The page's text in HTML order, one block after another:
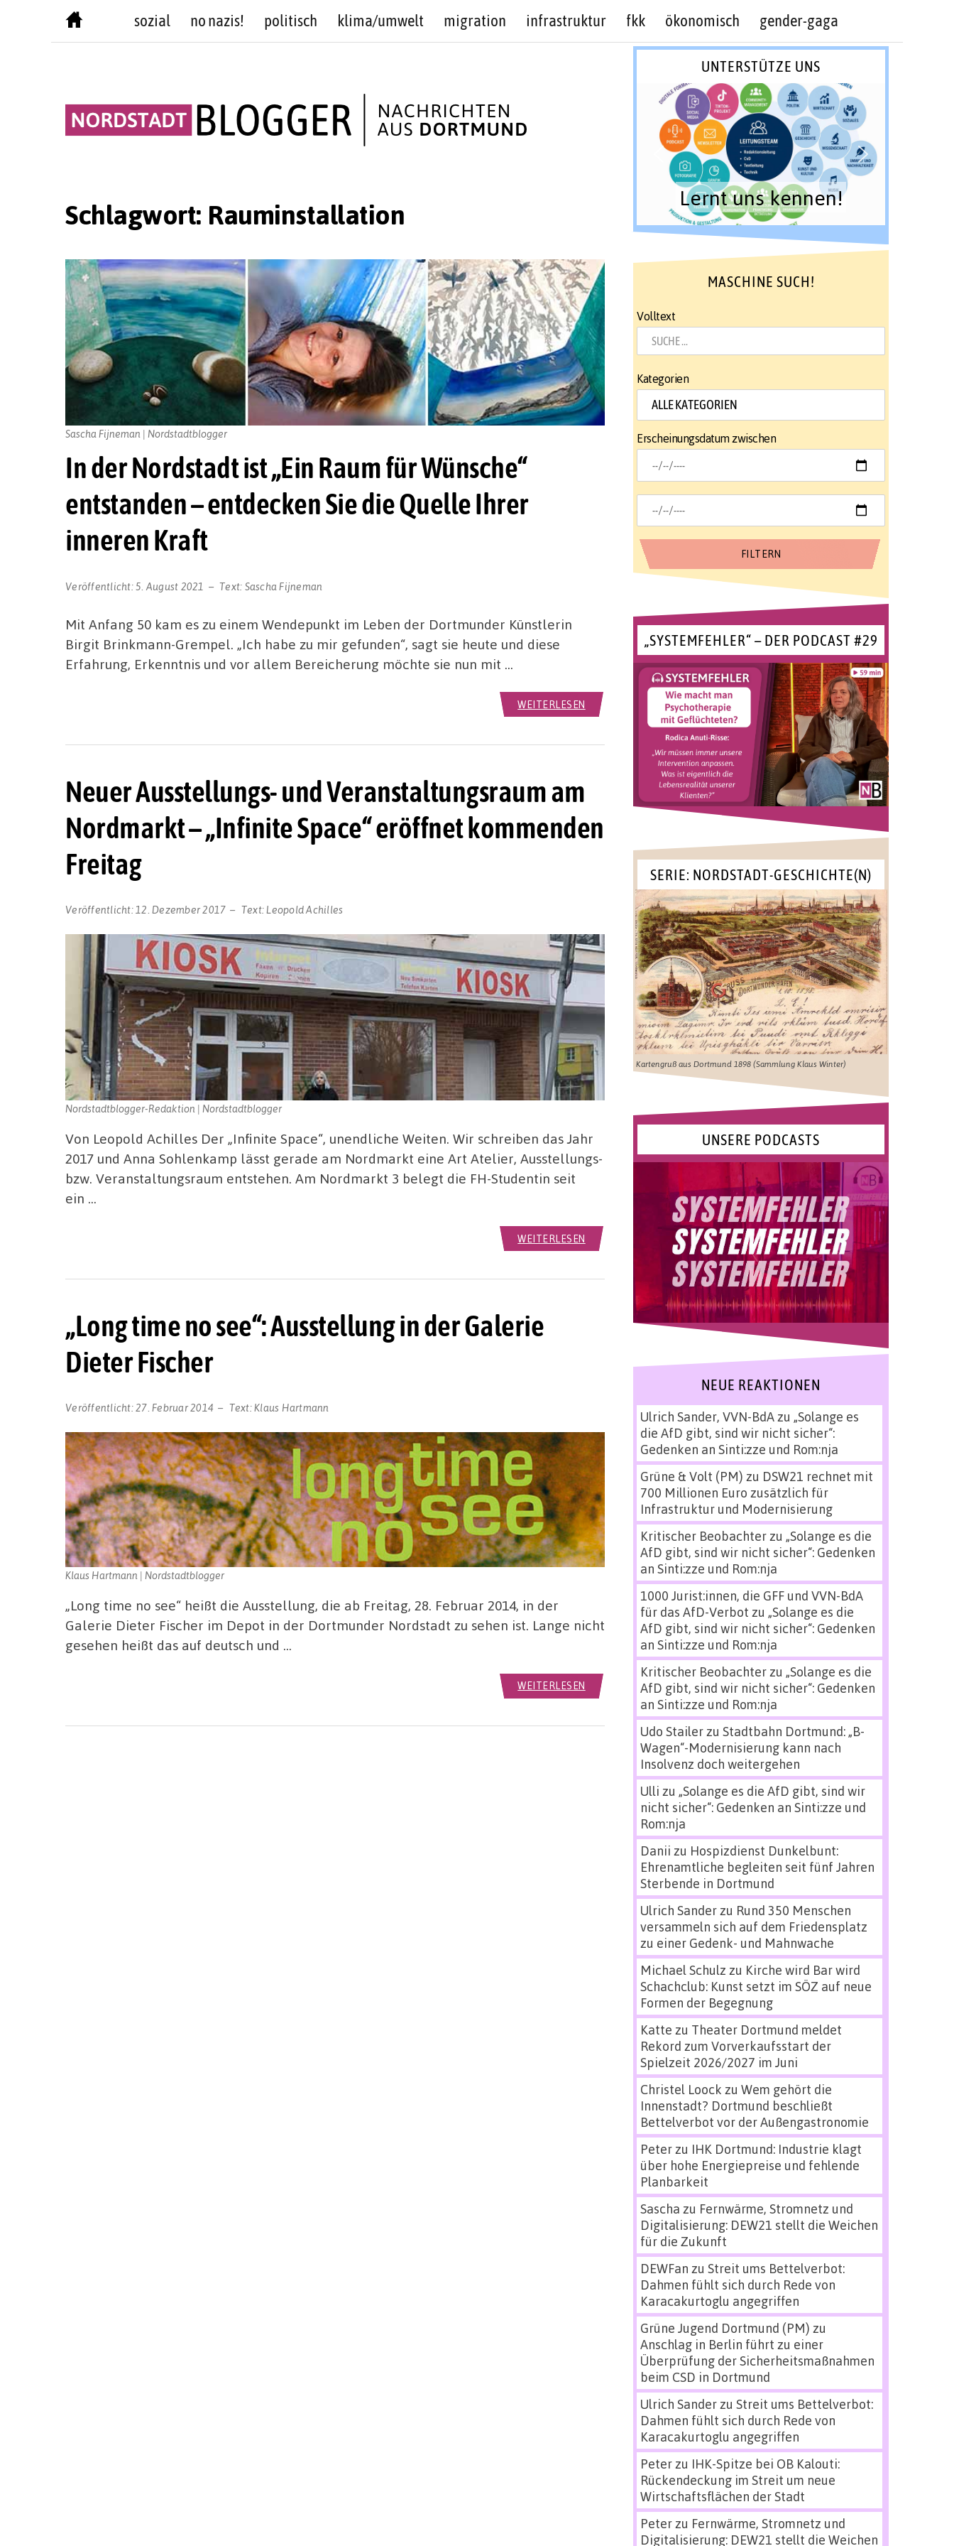
sozial no nazis! politisch klima/umwelt migration infrastruktur fkk ökonomisch gender-gaga
Schlagwort: Rauminstallation
In der Nordstadt ist „Ein Raum für Wünsche“
entstanden – entdecken Sie die Quelle Ihrer
inneren Kraft
Veröffentlicht:5. August 2021 Text: Sascha Fijneman
Sascha Fijneman | Nordstadtblogger
Mit Anfang 50 kam es zu einem Wendepunkt im Leben der Dortmunder Künstlerin
Birgit Brinkmann-Grempel. „Ich habe zu mir gefunden“, sagt sie heute und diese
Erfahrung, Erkenntnis und vor allem Bereicherung möchte sie nun mit …
WEITERLESEN
Neuer Ausstellungs- und Veranstaltungsraum am
Nordmarkt – „Infinite Space“ eröffnet kommenden
Freitag
Veröffentlicht: 12. Dezember 2017 Text:Leopold Achilles
Nordstadtblogger-Redaktion | Nordstadtblogger
Von Leopold Achilles Der „Infinite Space“, unendliche Weiten. Wir schreiben das Jahr
2017 und Anna Sohlenkamp lässt gerade am Nordmarkt eine Art Atelier, Ausstellungs-
bzw. Veranstaltungsraum entstehen. Am Nordmarkt 3 belegt die FH-Studentin seit
ein …
WEITERLESEN
„Long time no see“: Ausstellung in der Galerie
Dieter Fischer
Veröffentlicht:27. Februar 2014 Text:Klaus Hartmann
Klaus Hartmann | Nordstadtblogger
„Long time no see“ heißt die Ausstellung, die ab Freitag, 28. Februar 2014, in der
Galerie Dieter Fischer im Depot in der Dortmunder Nordstadt zu sehen ist. Lange nicht
gesehen heißt das auf deutsch und …
WEITERLESEN
UNTERSTÜTZE UNS
Lernt uns kennen!
MASCHINE SUCH!
Volltext
Kategorien
Erscheinungsdatum zwischen
„SYSTEMFEHLER“ – DER PODCAST #29
SERIE: NORDSTADT-GESCHICHTE(N)
Kartengruß aus Dortmund 1898 (Sammlung Klaus Winter)
UNSERE PODCASTS
NEUE REAKTIONEN
Ulrich Sander, VVN-BdAzu „Solange es
die AfD gibt, sind wir nicht sicher“:
Gedenken an Sinti:zze und Rom:nja
Grüne & Volt (PM) zu DSW21 rechnet mit
700 Millionen Euro zusätzlich für
Infrastruktur und Modernisierung
Kritischer Beobachterzu „Solange es die
AfD gibt, sind wir nicht sicher“: Gedenken
an Sinti:zze und Rom:nja
1000 Jurist:innen, die GFF und VVN-BdA
für das AfD-Verbot zu „Solange es die
AfD gibt, sind wir nicht sicher“: Gedenken
an Sinti:zze und Rom:nja
Kritischer Beobachterzu „Solange es die
AfD gibt, sind wir nicht sicher“: Gedenken
an Sinti:zze und Rom:nja
Udo Stailerzu Stadtbahn Dortmund: „B-
Wagen“-Modernisierung kann nach
Insolvenz doch weitergehen
Ulli zu „Solange es die AfD gibt, sind wir
nicht sicher“: Gedenken an Sinti:zze und
Rom:nja
Danii zu Hospizdienst Dunkelbunt:
Ehrenamtliche begleiten seit fünf Jahren
Sterbende in Dortmund
Ulrich Sanderzu Rund 350 Menschen
versammeln sich auf dem Friedensplatz
zu einer Gedenk- und Mahnwache
Michael Schulz zu Kirche wird Bar wird
Schachclub: Kunst setzt im SÖZ auf neue
Formen der Begegnung
Katte zu Theater Dortmund meldet
Rekord zum Vorverkaufsstart der
Spielzeit 2026/2027 im Juni
Christel Loock zu Wem gehört die
Innenstadt? Dortmund beschließt
Bettelverbot vor der Außengastronomie
Peterzu IHK Dortmund: Industrie klagt
über hohe Energiepreise und fehlende
Planbarkeit
Sascha zu Fernwärme, Stromnetz und
Digitalisierung: DEW21 stellt die Weichen
für die Zukunft
DEWFan zu Streit ums Bettelverbot:
Dahmen fühlt sich durch Rede von
Karacakurtoglu angegriffen
Grüne Jugend Dortmund (PM) zu
Anschlag in Berlin führt zu einer
Überprüfung der Sicherheitsmaßnahmen
beim CSD in Dortmund
Ulrich Sanderzu Streit ums Bettelverbot:
Dahmen fühlt sich durch Rede von
Karacakurtoglu angegriffen
Peterzu IHK-Spitze bei OB Kalouti:
Rückendeckung im Streit um neue
Wirtschaftsflächen der Stadt
Peterzu Fernwärme, Stromnetz und
Digitalisierung: DEW21 stellt die Weichen